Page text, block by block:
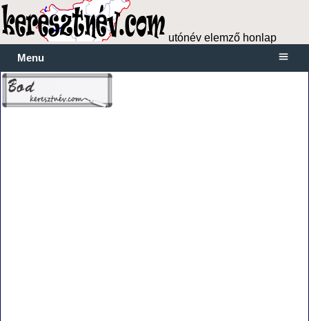
utónév elemző honlap
Menu